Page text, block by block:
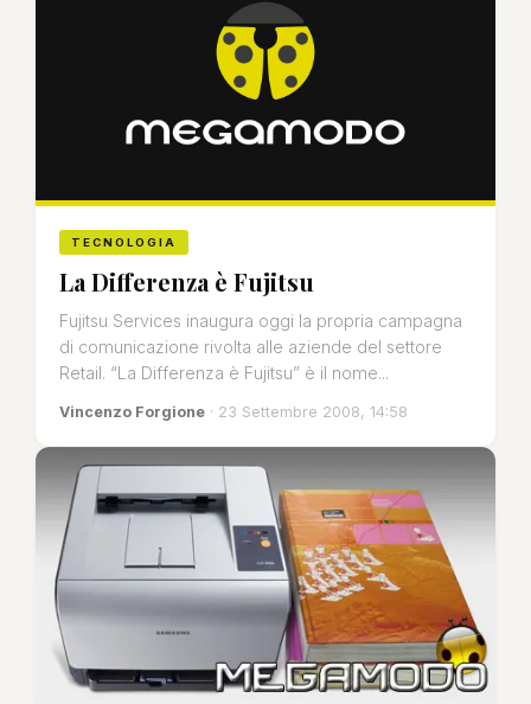
TECNOLOGIA
La Differenza è Fujitsu
Fujitsu Services inaugura oggi la propria campagna
di comunicazione rivolta alle aziende del settore
Retail. “La Differenza è Fujitsu” è il nome...
Vincenzo Forgione · 23 Settembre 2008, 14:58